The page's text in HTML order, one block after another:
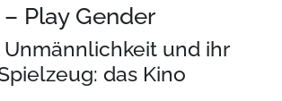
Play Gender
Unmännlichkeit und ihr
das Kino